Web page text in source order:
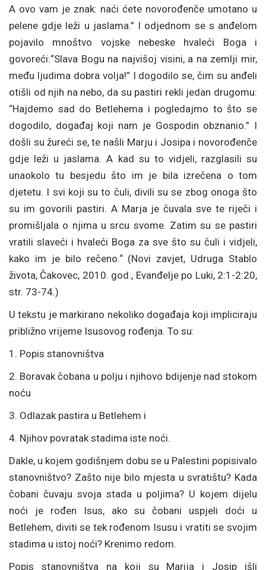
A ovo vam je znak: naći ćete novorođenče umotano u
pelene gdje leži u jaslama.” I odjednom se s anđelom
pojavilo mnoštvo vojske nebeske hvaleći Boga i
govoreći:“Slava Bogu na najvišoj visini, a na zemlji mir,
među ljudima dobra volja!” I dogodilo se, čim su anđeli
otišli od njih na nebo, da su pastiri rekli jedan drugomu:
“Hajdemo sad do Betlehema i pogledajmo to što se
dogodilo, događaj koji nam je Gospodin obznanio.” I
došli su žureći se, te našli Marju i Josipa i novorođenče
gdje leži u jaslama. A kad su to vidjeli, razglasili su
unaokolo tu besjedu što im je bila izrečena o tom
djetetu. I svi koji su to čuli, divili su se zbog onoga što
su im govorili pastiri. A Marja je čuvala sve te riječi i
promišljala o njima u srcu svome. Zatim su se pastiri
vratili slaveći i hvaleći Boga za sve što su čuli i vidjeli,
kako im je bilo rečeno.“ (Novi zavjet, Udruga Stablo
života, Čakovec, 2010. god., Evanđelje po Luki, 2:1-2:20,
str. 73-74.)
U tekstu je markirano nekoliko događaja koji impliciraju
približno vrijeme Isusovog rođenja. To su:
1. Popis stanovništva
2. Boravak čobana u polju i njihovo bdijenje nad stokom
noću
3. Odlazak pastira u Betlehem i
4. Njihov povratak stadima iste noći.
Dakle, u kojem godišnjem dobu se u Palestini popisivalo
stanovništvo? Zašto nije bilo mjesta u svratištu? Kada
čobani čuvaju svoja stada u poljima? U kojem dijelu
noći je rođen Isus, ako su čobani uspjeli doći u
Betlehem, diviti se tek rođenom Isusu i vratiti se svojim
stadima u istoj noći? Krenimo redom.
Popis stanovništva na koji su Marija i Josip išli